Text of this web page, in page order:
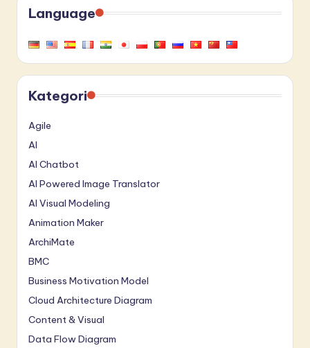
Language
Kategori
Agile
AI
AI Chatbot
AI Powered Image Translator
AI Visual Modeling
Animation Maker
ArchiMate
BMC
Business Motivation Model
Cloud Architecture Diagram
Content & Visual
Data Flow Diagram